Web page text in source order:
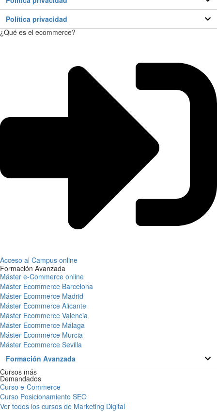
Política privacidad
¿Qué es el ecommerce?
Acceso al Campus online
Formación Avanzada
Máster e-Commerce online
Máster Ecommerce Barcelona
Máster Ecommerce Madrid
Máster Ecommerce Alicante
Máster Ecommerce Valencia
Máster Ecommerce Málaga
Máster Ecommerce Murcia
Máster Ecommerce Sevilla
Formación Avanzada
Cursos más
Demandados
Curso e-Commerce
Curso Posicionamiento SEO
Ver todos los cursos de Marketing Digital